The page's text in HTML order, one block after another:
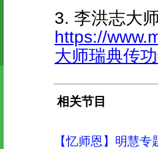
3. 李洪志大
https://
大师瑞典传
相关节目
【忆师恩】明慧